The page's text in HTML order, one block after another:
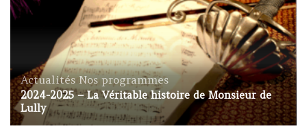
Actualités Nos programmes
2024-2025 – La Véritable histoire de Monsieur de
Lully